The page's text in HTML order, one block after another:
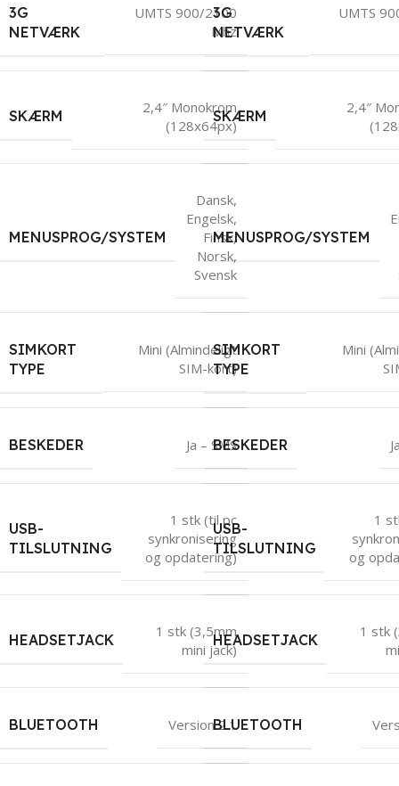
3G
NETVÆRK
UMTS 900/2100
Mhz
SKÆRM
2,4″ Monokrom
(128x64px)
MENUSPROG/SYSTEM
Dansk,
Engelsk,
Finsk,
Norsk,
Svensk
SIMKORT
TYPE
Mini (Almindeligt
SIM-kort)
BESKEDER Ja – SMS
USB-
TILSLUTNING
1 stk (til pc
synkronisering
og opdatering)
HEADSETJACK
1 stk (3,5mm
mini jack)
BLUETOOTH Version 2.1
3G
NETVÆRK
UMTS
SKÆRM
2,4″
MENUSPROG/SYSTEM
SIMKORT
TYPE
Mini
BESKEDER
USB-
TILSLUTNING
1
og
HEADSETJACK
1 stk
BLUETOOTH